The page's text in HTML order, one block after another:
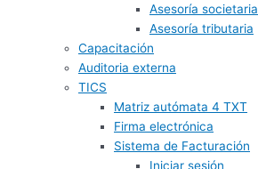
Asesoría societaria
Asesoría tributaria
Capacitación
Auditoria externa
TICS
Matriz autómata 4 TXT
Firma electrónica
Sistema de Facturación
Iniciar sesión